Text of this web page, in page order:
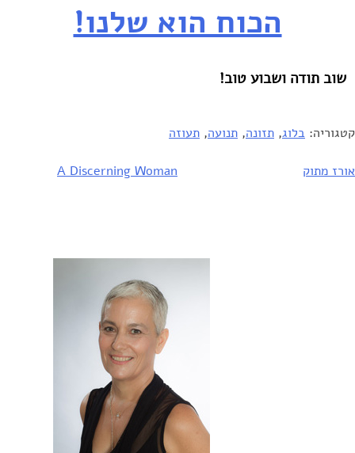
הכוח הוא שלנו!‏
שוב תודה ושבוע טוב!
קטגוריה: בלוג, תזונה, תנועה, תעוזה
ניווט A Discerning Woman אורז מתוק